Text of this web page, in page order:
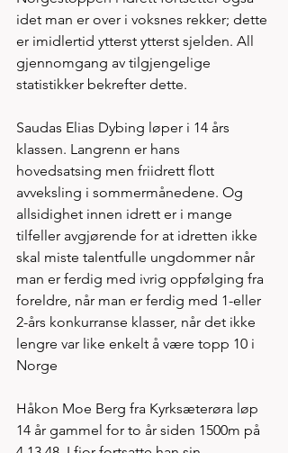
idet man er over i voksnes rekker; dette
er imidlertid ytterst ytterst sjelden. All
gjennomgang av tilgjengelige
statistikker bekrefter dette.
Saudas Elias Dybing løper i 14 års
klassen. Langrenn er hans
hovedsatsing men friidrett flott
avveksling i sommermånedene. Og
allsidighet innen idrett er i mange
tilfeller avgjørende for at idretten ikke
skal miste talentfulle ungdommer når
man er ferdig med ivrig oppfølging fra
foreldre, når man er ferdig med 1-eller
2-års konkurranse klasser, når det ikke
lengre var like enkelt å være topp 10 i
Norge
Håkon Moe Berg fra Kyrksæterøra løp
14 år gammel for to år siden 1500m på